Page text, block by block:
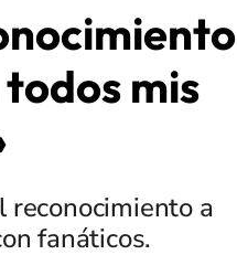
mis
reconocimiento a
fanáticos.